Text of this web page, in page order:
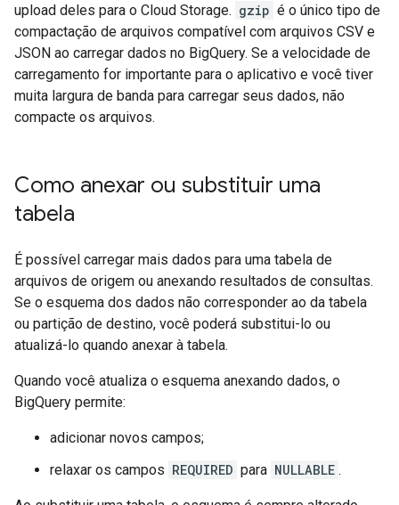
upload deles para o Cloud Storage. gzip é o único tipo de
compactação de arquivos compatível com arquivos CSV e
JSON ao carregar dados no BigQuery. Se a velocidade de
carregamento for importante para o aplicativo e você tiver
muita largura de banda para carregar seus dados, não
compacte os arquivos.
Como anexar ou substituir uma
tabela
É possível carregar mais dados para uma tabela de
arquivos de origem ou anexando resultados de consultas.
Se o esquema dos dados não corresponder ao da tabela
ou partição de destino, você poderá substitui-lo ou
atualizá-lo quando anexar à tabela.
Quando você atualiza o esquema anexando dados, o
BigQuery permite:
adicionar novos campos;
relaxar os campos REQUIRED para NULLABLE .